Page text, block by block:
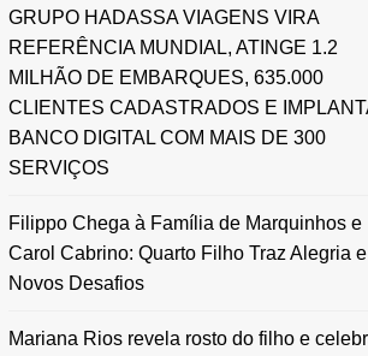
GRUPO HADASSA VIAGENS VIRA
REFERÊNCIA MUNDIAL, ATINGE 1.2
MILHÃO DE EMBARQUES, 635.000
CLIENTES CADASTRADOS E
BANCO DIGITAL COM MAIS DE 300
SERVIÇOS
Filippo Chega à Família de Marquinhos e
Carol Cabrino: Quarto Filho Traz Alegria e
Novos Desafios
Mariana Rios revela rosto do filho e